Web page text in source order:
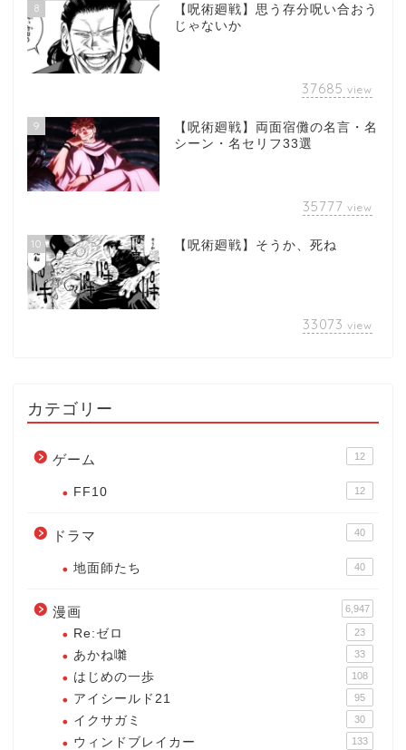
8
【呪術廻戦】思う存分呪い合おう
じゃないか
37685 view
9
【呪術廻戦】両面宿儺の名言・名
シーン・名セリフ33選
35777 view
10 【呪術廻戦】そうか、死ね
33073 view
カテゴリー
ゲーム 12
FF10 12
ドラマ 40
地面師たち 40
漫画 6,947
Re:ゼロ 23
あかね囃 33
はじめの一歩 108
アイシールド21 95
イクサガミ 30
ウィンドブレイカー 133